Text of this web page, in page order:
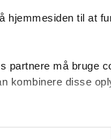
hjemmesiden til at
partnere må bruge
kombinere disse
tid læse mere om
185 m2